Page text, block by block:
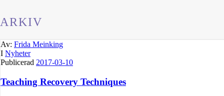
ARKIV
Av: Frida Meinking
I Nyheter
Publicerad 2017-03-10
Teaching Recovery Techniques